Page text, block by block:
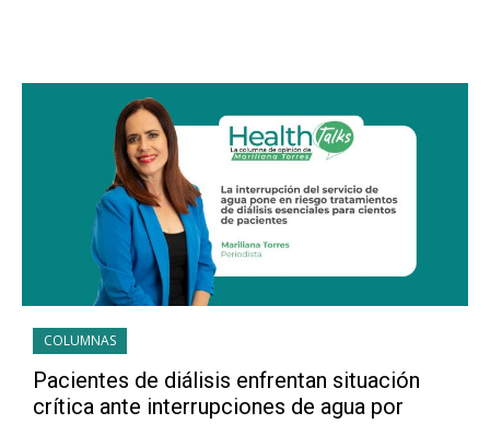
COLUMNAS
Pacientes de diálisis enfrentan situación
crítica ante interrupciones de agua por